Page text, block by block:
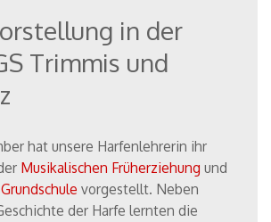
in der
Trimmis und
hat unsere Harfenlehrerin ihr
Musikalischen Früherziehung und
vorgestellt. Neben
der Harfe lernten die